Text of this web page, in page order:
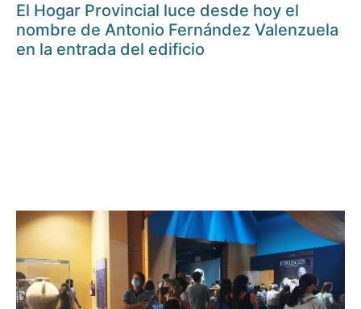
El Hogar Provincial luce desde hoy el
nombre de Antonio Fernández Valenzuela
en la entrada del edificio